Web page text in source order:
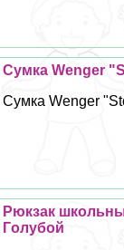
Сумка Wenger
Сумка Wenger
Рюкзак
Гoлyбой